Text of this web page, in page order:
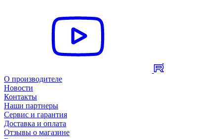
О производителе
Новости
Контакты
Наши партнеры
Сервис и гарантия
Доставка и оплата
Отзывы о магазине